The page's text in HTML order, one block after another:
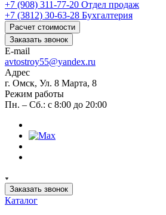
+7 (908) 311-77-20 Отдел продаж
+7 (3812) 30-63-28 Бухгалтерия
Расчет стоимости
Заказать звонок
E-mail
avtostroy55@yandex.ru
Адрес
г. Омск, Ул. 8 Марта, 8
Режим работы
Пн. – Сб.: с 8:00 до 20:00
Заказать звонок
Каталог